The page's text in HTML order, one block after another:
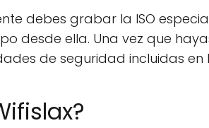
debes grabar la ISO
desde ella. Una vez que
de seguridad incluidas en